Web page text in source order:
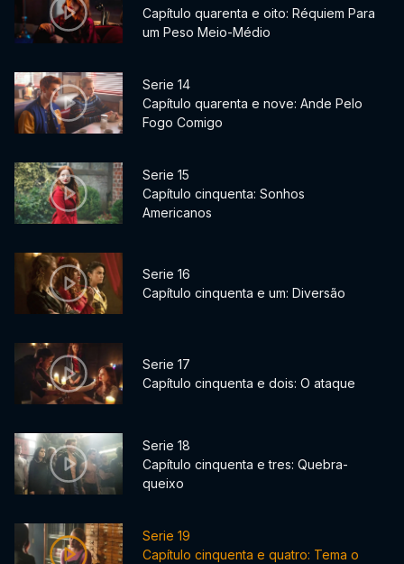
Capítulo quarenta e oito: Réquiem Para
um Peso Meio-Médio
Serie 14
Capítulo quarenta e nove: Ande Pelo
Fogo Comigo
Serie 15
Capítulo cinquenta: Sonhos
Americanos
Serie 16
Capítulo cinquenta e um: Diversão
Serie 17
Capítulo cinquenta e dois: O ataque
Serie 18
Capítulo cinquenta e tres: Quebra-
queixo
Serie 19
Capítulo cinquenta e quatro: Tema o